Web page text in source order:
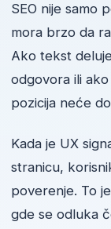
SEO nije samo
mora brzo da
Ako tekst
odgovora ili
pozicija neće
Kada je UX
stranicu,
poverenje. To
gde se odluka